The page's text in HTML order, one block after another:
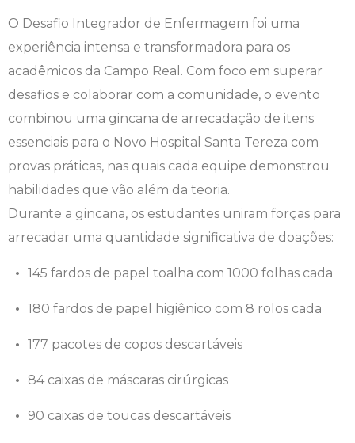
O Desafio Integrador de Enfermagem foi uma
experiência intensa e transformadora para os
acadêmicos da Campo Real. Com foco em superar
desafios e colaborar com a comunidade, o evento
combinou uma gincana de arrecadação de itens
essenciais para o Novo Hospital Santa Tereza com
provas práticas, nas quais cada equipe demonstrou
habilidades que vão além da teoria.
Durante a gincana, os estudantes uniram forças para
arrecadar uma quantidade significativa de doações:
145 fardos de papel toalha com 1000 folhas cada
180 fardos de papel higiênico com 8 rolos cada
177 pacotes de copos descartáveis
84 caixas de máscaras cirúrgicas
90 caixas de toucas descartáveis
Enfermagem
Engenharia Agronômica
Engenharia de Software
Engenharia Elétrica
Medicina
Medicina Veterinária
Calendário de Provas
Carteirinha de Estudante
Ensalamento
Horário de Aulas
Minha Biblioteca
Núcleo de Apoio Psicopedagógico
Comitê de Ética em Pesquisa
Diploma Digital
Editais
Extensão
NAPP e NAPC
Portal do Egresso